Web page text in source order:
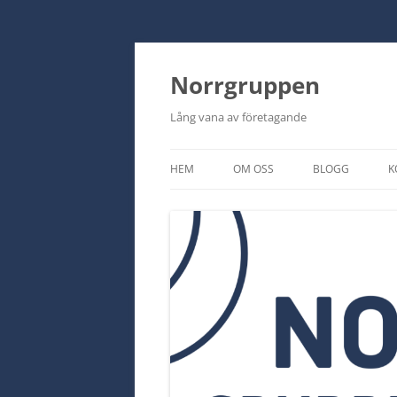
Norrgruppen
Lång vana av företagande
HEM OM OSS BLOGG